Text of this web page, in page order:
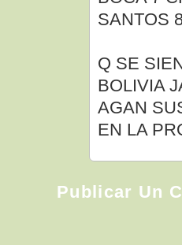
SANTOS
Q SE
BOLIVIA
AGAN
EN LA
Publicar Un